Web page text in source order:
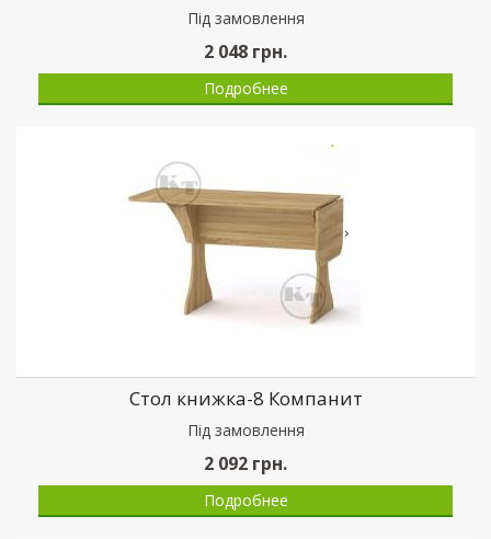
Пiд замовлення
2 048 грн.
Подробнее
Стол книжка-8 Компанит
Пiд замовлення
2 092 грн.
Подробнее